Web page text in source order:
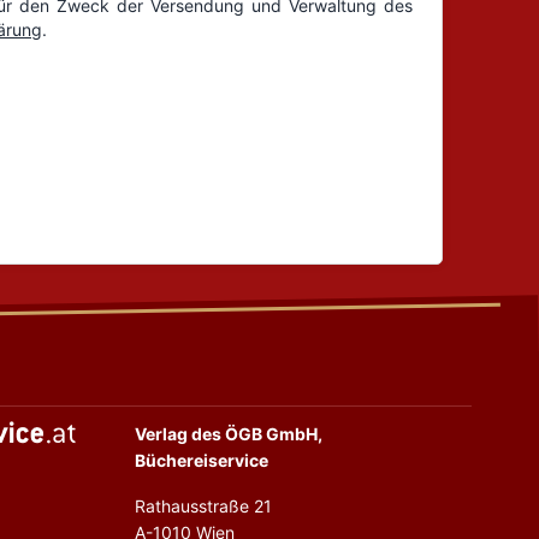
Verlag des ÖGB GmbH,
Büchereiservice
Rathausstraße 21
A-1010 Wien